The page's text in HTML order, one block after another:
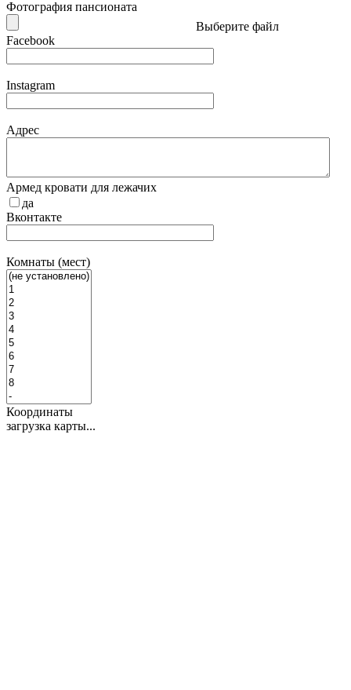
Фотография пансионата
Выберите файл
Facebook
Instagram
Адрес
Армед кровати для лежачих
да
Вконтакте
Комнаты (мест)
Координаты
загрузка карты...